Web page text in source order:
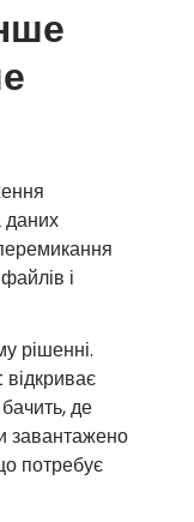
даних
і
рішенні.
де
завантажено
потребує
на